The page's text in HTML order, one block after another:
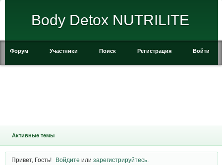
Body Detox NUTRILITE
Форум Участники Поиск Регистрация Войти
Активные темы
Привет, Гость! Войдите илизарегистрируйтесь